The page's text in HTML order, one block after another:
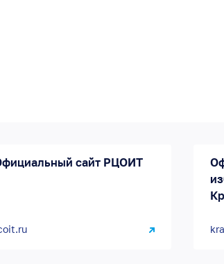
сайт РЦОИТ